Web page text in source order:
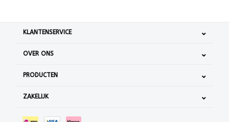
KLANTENSERVICE
OVER ONS
PRODUCTEN
ZAKELIJK